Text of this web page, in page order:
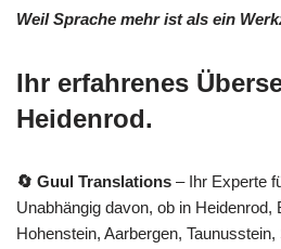
Weil Sprache mehr ist als ein
Ihr erfahrenes
Heidenrod.
🔄 Guul Translations – Ihr Experte
Unabhängig davon, ob in Heidenrod,
Hohenstein, Aarbergen,